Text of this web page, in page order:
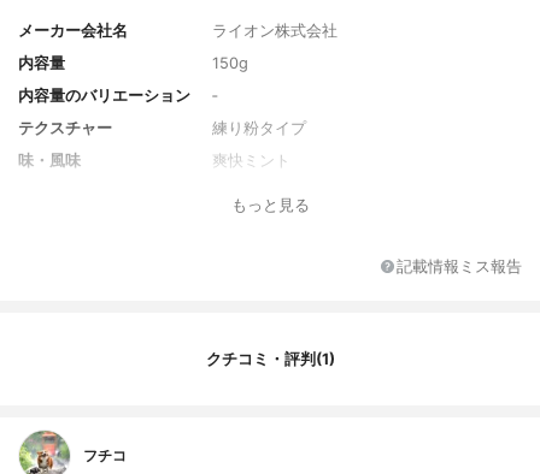
メーカー会社名
ライオン株式会社
内容量
150g
内容量のバリエーション
‐
テクスチャー
練り粉タイプ
味・風味
爽快ミント
重質炭酸Ca、ソルビット液、PG、無水ケイ
パラベン、メントール
もっと見る
記載情報ミス報告
クチコミ・評判(1)
フチコ